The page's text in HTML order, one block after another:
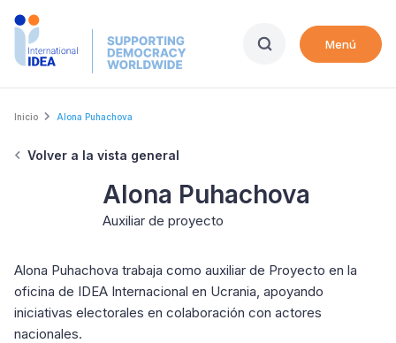
Skip
Menú
Breadcrumb
Inicio Alona Puhachova
Volver a la vista general
Alona Puhachova
Auxiliar de proyecto
Alona Puhachova trabaja como auxiliar de Proyecto en la
oficina de IDEA Internacional en Ucrania, apoyando
iniciativas electorales en colaboración con actores
nacionales.